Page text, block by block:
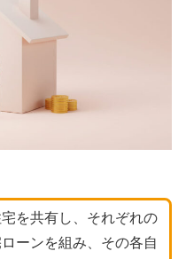
を共有し、それぞれの
ーンを組み、その各自